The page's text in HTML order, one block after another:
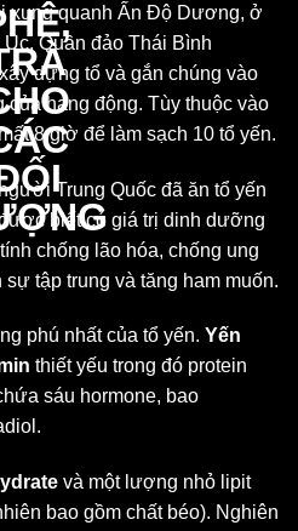
xung quanh Ấn Độ Dương, ở
Quần đảo Thái Bình
dựng tổ và gắn chúng vào
hang động. Tùy thuộc vào
8 giờ để làm sạch 10 tổ yến.
Trung Quốc đã ăn tổ yến
biết có giá trị dinh dưỡng
chống lão hóa, chống ung
tập trung và tăng ham muốn.
phú nhất của tổ yến. Yến
thiết yếu trong đó protein
sáu hormone, bao
và một lượng nhỏ lipit
bao gồm chất béo). Nghiên